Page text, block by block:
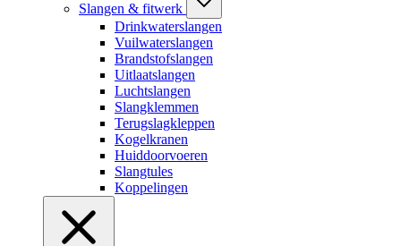
Slangen & fitwerk
Drinkwaterslangen
Vuilwaterslangen
Brandstofslangen
Uitlaatslangen
Luchtslangen
Slangklemmen
Terugslagkleppen
Kogelkranen
Huiddoorvoeren
Slangtules
Koppelingen